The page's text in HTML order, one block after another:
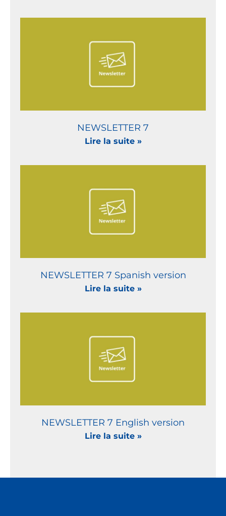
NEWSLETTER 7
Lire la suite »
NEWSLETTER 7 Spanish version
Lire la suite »
NEWSLETTER 7 English version
Lire la suite »